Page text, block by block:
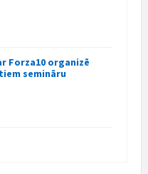
Forza10 organizē
semināru